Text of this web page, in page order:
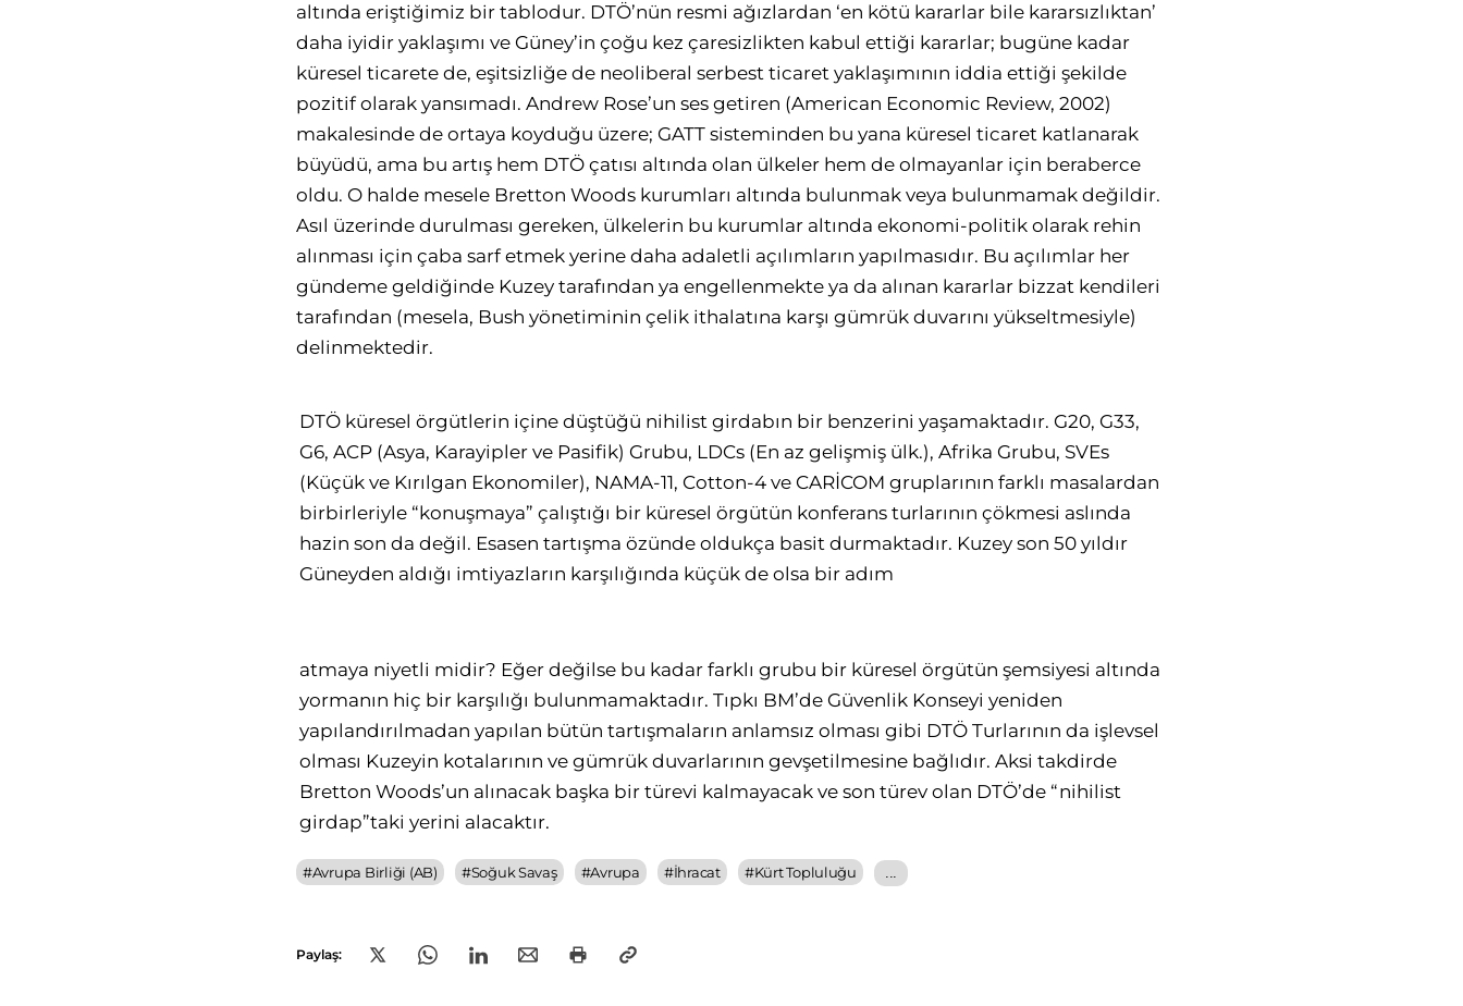
altında eriştiğimiz bir tablodur. DTÖ’nün resmi ağızlardan ‘en kötü kararlar bile kararsızlıktan’
daha iyidir yaklaşımı ve Güney’in çoğu kez çaresizlikten kabul ettiği kararlar; bugüne kadar
küresel ticarete de, eşitsizliğe de neoliberal serbest ticaret yaklaşımının iddia ettiği şekilde
pozitif olarak yansımadı. Andrew Rose’un ses getiren (American Economic Review, 2002)
makalesinde de ortaya koyduğu üzere; GATT sisteminden bu yana küresel ticaret katlanarak
büyüdü, ama bu artış hem DTÖ çatısı altında olan ülkeler hem de olmayanlar için beraberce
oldu. O halde mesele Bretton Woods kurumları altında bulunmak veya bulunmamak değildir.
Asıl üzerinde durulması gereken, ülkelerin bu kurumlar altında ekonomi-politik olarak rehin
alınması için çaba sarf etmek yerine daha adaletli açılımların yapılmasıdır. Bu açılımlar her
gündeme geldiğinde Kuzey tarafından ya engellenmekte ya da alınan kararlar bizzat kendileri
tarafından (mesela, Bush yönetiminin çelik ithalatına karşı gümrük duvarını yükseltmesiyle)
delinmektedir.
DTÖ küresel örgütlerin içine düştüğü nihilist girdabın bir benzerini yaşamaktadır. G20, G33,
G6, ACP (Asya, Karayipler ve Pasifik) Grubu, LDCs (En az gelişmiş ülk.), Afrika Grubu, SVEs
(Küçük ve Kırılgan Ekonomiler), NAMA-11, Cotton-4 ve CARİCOM gruplarının farklı masalardan
birbirleriyle “konuşmaya” çalıştığı bir küresel örgütün konferans turlarının çökmesi aslında
hazin son da değil. Esasen tartışma özünde oldukça basit durmaktadır. Kuzey son 50 yıldır
Güneyden aldığı imtiyazların karşılığında küçük de olsa bir adım
atmaya niyetli midir? Eğer değilse bu kadar farklı grubu bir küresel örgütün şemsiyesi altında
yormanın hiç bir karşılığı bulunmamaktadır. Tıpkı BM’de Güvenlik Konseyi yeniden
yapılandırılmadan yapılan bütün tartışmaların anlamsız olması gibi DTÖ Turlarının da işlevsel
olması Kuzeyin kotalarının ve gümrük duvarlarının gevşetilmesine bağlıdır. Aksi takdirde
Bretton Woods’un alınacak başka bir türevi kalmayacak ve son türev olan DTÖ’de “nihilist
girdap”taki yerini alacaktır.
#Avrupa Birliği (AB) #Soğuk Savaş #Avrupa #İhracat #Kürt Topluluğu ...
Paylaş: